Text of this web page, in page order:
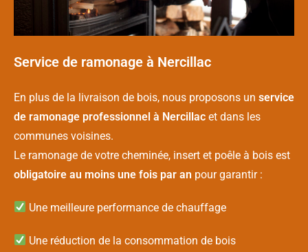
Service de ramonage à Nercillac
En plus de la livraison de bois, nous proposons un service
de ramonage professionnel à Nercillac et dans les
communes voisines.
Le ramonage de votre cheminée, insert et poêle à bois est
obligatoire au moins une fois par an pour garantir :
Une meilleure performance de chauffage
Une réduction de la consommation de bois